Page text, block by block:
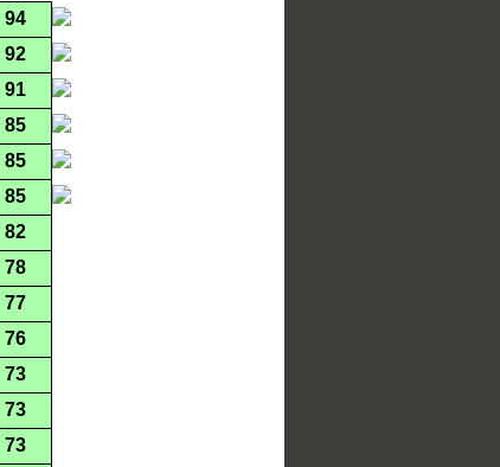
94
92
91
85
85
85
82
78
77
76
73
73
73